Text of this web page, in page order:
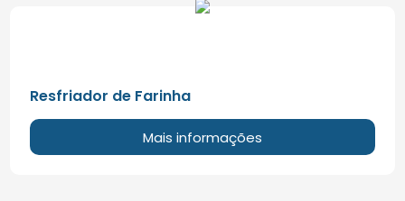
Resfriador de Farinha
Mais informações